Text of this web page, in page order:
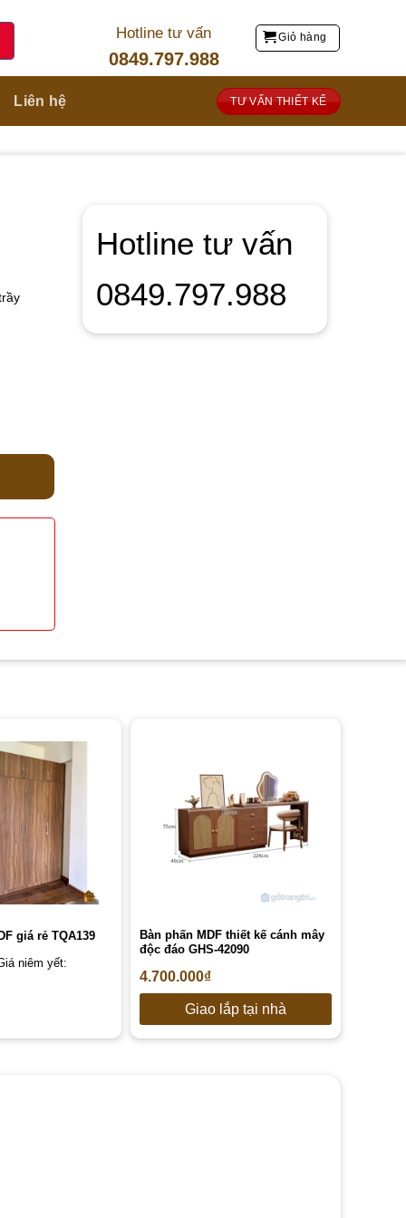
Hotline tư vấn
0849.797.988
Giỏ hàng
Liên hệ TƯ VẤN THIẾT KẾ
Hotline tư vấn
0849.797.988
giá rẻ TQA139
niêm yết:
Bàn phấn MDF thiết kế cánh mây
độc đáo GHS-42090
4.700.000₫
Giao lắp tại nhà